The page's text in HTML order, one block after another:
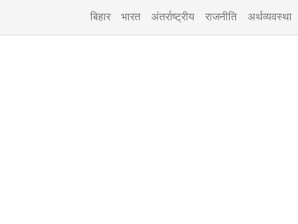
बिहार भारत अंतर्राष्ट्रीय राजनीति अर्थव्यवस्था